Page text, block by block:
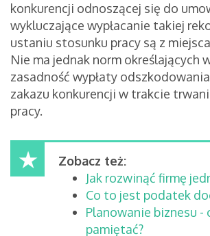
konkurencji odnoszącej się do
wykluczające wypłacanie takiej
ustaniu stosunku pracy są z
Nie ma jednak norm określających
zasadność wypłaty
zakazu konkurencji w trakcie
pracy.
Zobacz też:
Jak rozwinąć firmę
Co to jest podatek
Planowanie biznesu -
pamiętać?